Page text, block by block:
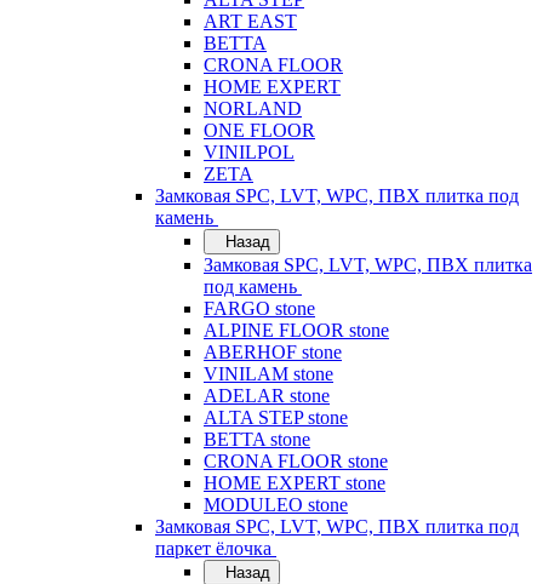
ART EAST
BETTA
CRONA FLOOR
HOME EXPERT
NORLAND
ONE FLOOR
VINILPOL
ZETA
Замковая SPC, LVT, WPC, ПВХ плитка под
камень
Назад
Замковая SPC, LVT, WPC, ПВХ плитка
под камень
FARGO stone
ALPINE FLOOR stone
ABERHOF stone
VINILAM stone
ADELAR stone
ALTA STEP stone
BETTA stone
CRONA FLOOR stone
HOME EXPERT stone
MODULEO stone
Замковая SPC, LVT, WPC, ПВХ плитка под
паркет ёлочка
Назад